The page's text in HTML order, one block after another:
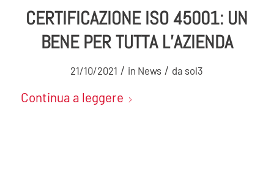
CERTIFICAZIONE ISO 45001: UN
BENE PER TUTTA L’AZIENDA
21/10/2021 / in News / da sol3
Continua a leggere